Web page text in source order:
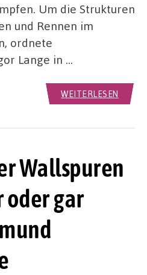
Um die Strukturen
und Rennen im
ordnete
Lange in …
WEITERLESEN
Wallspuren
oder gar